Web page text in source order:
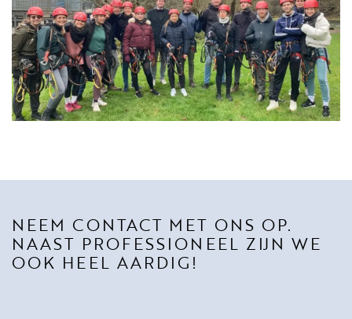
NEEM CONTACT MET ONS OP.
NAAST PROFESSIONEEL ZIJN WE
OOK HEEL AARDIG!